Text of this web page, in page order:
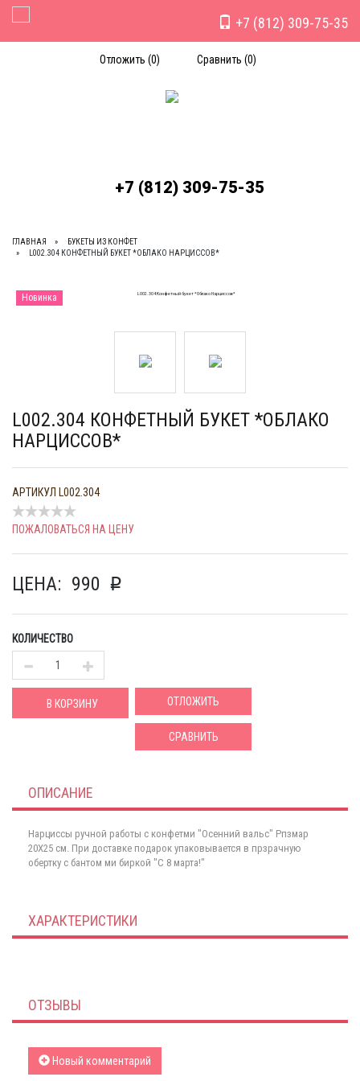
Отложить (0) Сравнить (0)
+7 (812) 309-75-35
+7 (812) 309-75-35
Toggle Navigation
ГЛАВНАЯ
БУКЕТЫ ИЗ КОНФЕТ
L002.304 КОНФЕТНЫЙ БУКЕТ *ОБЛАКО НАРЦИССОВ*
Новинка
L002.304 КОНФЕТНЫЙ БУКЕТ *ОБЛАКО
НАРЦИССОВ*
АРТИКУЛ L002.304
ПОЖАЛОВАТЬСЯ НА ЦЕНУ
ЦЕНА: 990 p
КОЛИЧЕСТВО
В КОРЗИНУ ОТЛОЖИТЬ
СРАВНИТЬ
ОПИСАНИЕ
Нарциссы ручной работы с конфетми "Осенний вальс" Рпзмар
20Х25 см. При доставке подарок упаковывается в прзрачную
обертку с бантом ми биркой "С 8 марта!"
ХАРАКТЕРИСТИКИ
ОТЗЫВЫ
Новый комментарий